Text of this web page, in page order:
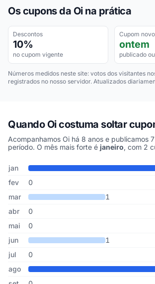
Os cupons da Oi na prática
Descontos
10%
no cupom vigente
Cupom novo
ontem
publicado
Números medidos neste site: votos dos visitantes
registrados no nosso servidor. Atualizados
Quando Oi costuma soltar
Acompanhamos Oi há 8 anos e publicamos
período. O mês mais forte é janeiro, com 2
Cupons de Oi publicados por mês, somando
Mês Cupons publicadosDesconto médio
jan
fev
0
mar
1
abr
0
mai
0
jun
1
jul
0
ago